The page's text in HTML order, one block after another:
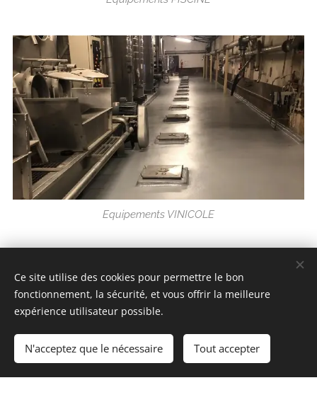
Equipements VINICOLE
Ce site utilise des cookies pour permettre le bon
fonctionnement, la sécurité, et vous offrir la meilleure
expérience utilisateur possible.
N'acceptez que le nécessaire Tout accepter